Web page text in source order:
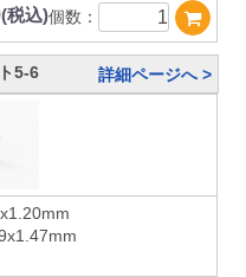
(税込)個数：
5-6 詳細ページへ >